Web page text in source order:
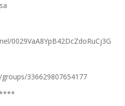
0029VaA8YpB42DcZdoRuCj3G
336629807654177